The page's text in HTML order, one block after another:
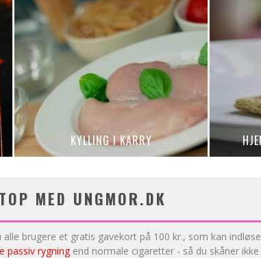
KYLLING I KARRY
MED UNGMOR.DK
brugere et gratis gavekort på 100 kr., som kan
passiv rygning end normale cigaretter - så du skåner